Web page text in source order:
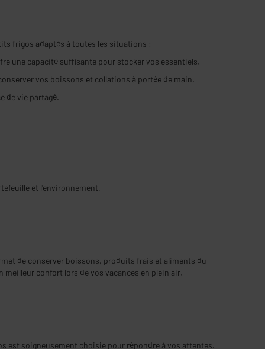
frigos adaptés à toutes les situations :
une capacité suffisante pour stocker vos essentiels.
vos boissons et collations à portée de main.
de vie partagé.
et l'environnement.
de conserver boissons, produits frais et aliments du
confort lors de vos vacances en plein air.
est soigneusement choisie pour répondre à vos attentes.